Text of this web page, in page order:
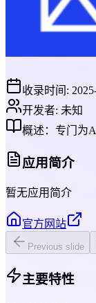
收录时间:
开发者: 未知
概述： 专门为
应用简介
暂无应用简介
官方网站
Previous slide
主要特性